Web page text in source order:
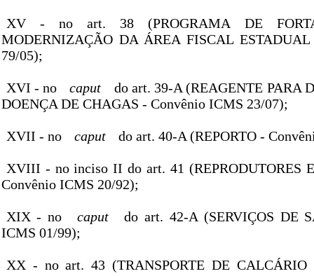
XV - no art. 38 (PROGRAMA DE
MODERNIZAÇÃO DA ÁREA FISCAL
79/05);
XVI - no caput
do art. 39-A (REAGENTE PARA
DOENÇA DE CHAGAS - Convênio ICMS 23/07);
XVII - no caput do art. 40-A (REPORTO -
XVIII - no inciso II do art. 41 (REPRODUTORES
Convênio ICMS 20/92);
XIX - no caput
do art. 42-A (SERVIÇOS DE
ICMS 01/99);
XX - no art. 43 (TRANSPORTE DE CALCÁRIO